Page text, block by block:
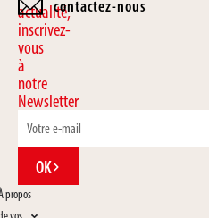
actualité,
inscrivez-
vous
à
notre
Newsletter
OK
propos
contactez-nous